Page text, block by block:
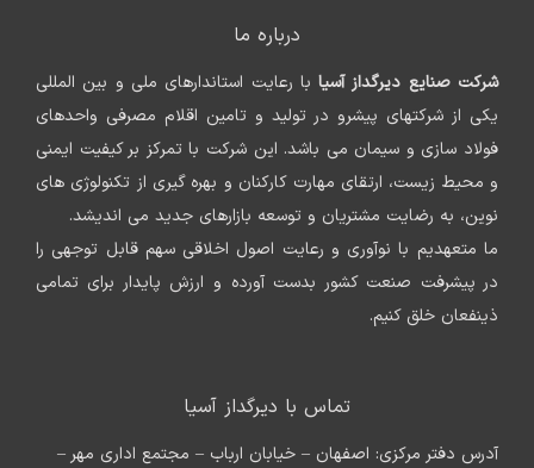
درباره ما
شرکت صنایع دیرگداز آسیا با رعایت استاندارهای ملی و بین المللی
یکی از شرکتهای پیشرو در تولید و تامین اقلام مصرفی واحدهای
فولاد سازی و سیمان می باشد. این شرکت با تمرکز بر کیفیت ایمنی
و محیط زیست، ارتقای مهارت کارکنان و بهره گیری از تکنولوژی های
نوین، به رضایت مشتریان و توسعه بازارهای جدید می اندیشد.
ما متعهدیم با نوآوری و رعایت اصول اخلاقی سهم قابل توجهی را
در پیشرفت صنعت کشور بدست آورده و ارزش پایدار برای تمامی
ذینفعان خلق کنیم.
تماس با دیرگداز آسیا
آدرس دفتر مرکزی: اصفهان – خیابان ارباب – مجتمع اداری مهر –